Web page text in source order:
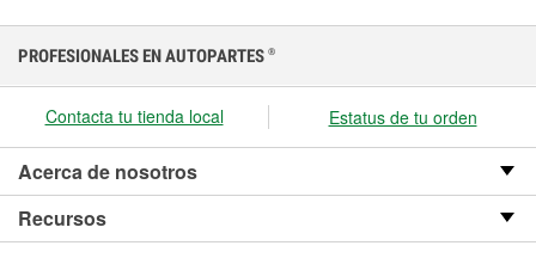
PROFESIONALES EN AUTOPARTES ®
Contacta tu tienda local Estatus de tu orden
Acerca de nosotros
Recursos